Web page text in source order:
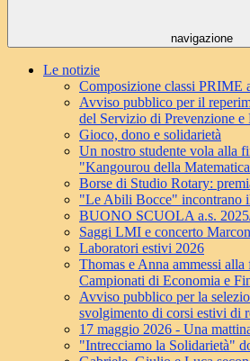
navigazione
Le notizie
Composizione classi PRIME
Avviso pubblico per il
del Servizio di Prevenzione e
Gioco, dono e solidarietà
Un nostro studente vola alla
"Kangourou della
Borse di Studio Rotary:
"Le Abili Bocce" incontrano
BUONO SCUOLA a.s.
Saggi LMI e concerto
Laboratori estivi 2026
Thomas e Anna ammessi alla
Campionati di Economia e
Avviso pubblico per la
svolgimento di corsi estivi di
17 maggio 2026 - Una
"Intrecciamo la Solidarietà"